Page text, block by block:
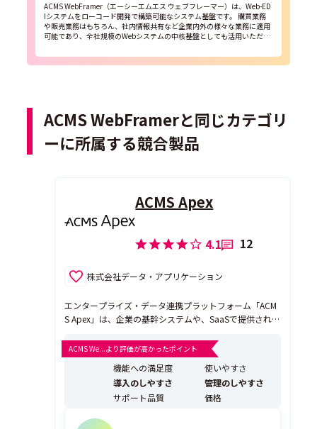
ACMS WebFramer（エーシーエムエス ウェブフレーマー）は、Web-ED
Iシステムをローコード開発で構築可能なシステム基盤です。 購買業務
や販売業務はもちろん、社内情報共有など企業内外の様々な業務に適用
可能であり、全社規模のWebシステムの中核基盤としても活用いただけ
ACMS WebFramerと同じカテゴリ
ーに所属する競合製品
ACMS Apex
4.1 12
株式会社データ・アプリケーション
エンタープライズ・データ連携プラットフォーム「ACM
S Apex」は、企業の基幹システムや、SaaSで提供される
ムレスに、ノーコードで連携することが可能です。既存
のアプリケーション資産を生かしつつ、単一のソフトウ
ェアで安全性と可用性の高いデータ連携プラットフォー
ACMS We...より評価が高かったポイント
機能への満足度
使いやすさ
導入のしやすさ
管理のしやすさ
サポート品質
価格